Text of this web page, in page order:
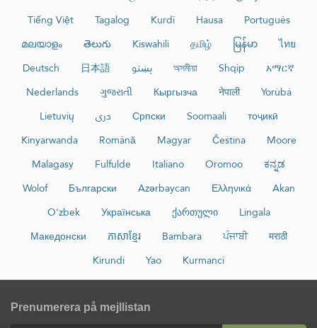
Tiếng Việt
Tagalog Kurdî Hausa
Português
മലയാളം
తెలుగు Kiswahili தமிழ் မြန်မာ
ไทย
Deutsch
日本語 پښتو অসমীয়া Shqip
አማርኛ
Nederlands
ગુજરાતી Кыргызча नेपाली
Yorùbá
Lietuvių
دری Српски Soomaali
тоҷикӣ
Kinyarwanda
Română Magyar Čeština
Moore
Malagasy
Fulfulde Italiano Oromoo
ಕನ್ನಡ
Wolof
Български Azərbaycan Ελληνικά
Akan
O‘zbek
Українська ქართული
Lingala
Македонски
ភាសាខ្មែរ Bambara ਪੰਜਾਬੀ
मराठी
Kirundi
Yao Kurmancî
Prenumerera på mejllistan